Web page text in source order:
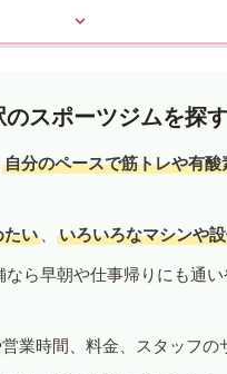
のスポーツジムを探
自分のペースで筋トレや有
たい 、 いろいろなマシンや
ら早朝や仕事帰りにも通
業時間、料金、スタッフの